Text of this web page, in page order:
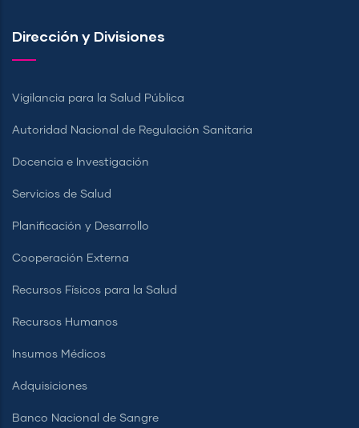
Dirección y Divisiones
Vigilancia para la Salud Pública
Autoridad Nacional de Regulación Sanitaria
Docencia e Investigación
Servicios de Salud
Planificación y Desarrollo
Cooperación Externa
Recursos Físicos para la Salud
Recursos Humanos
Insumos Médicos
Adquisiciones
Banco Nacional de Sangre